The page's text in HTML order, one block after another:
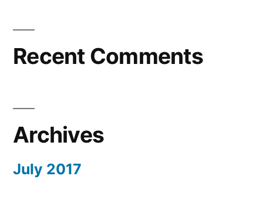
Recent Comments
Archives
July 2017